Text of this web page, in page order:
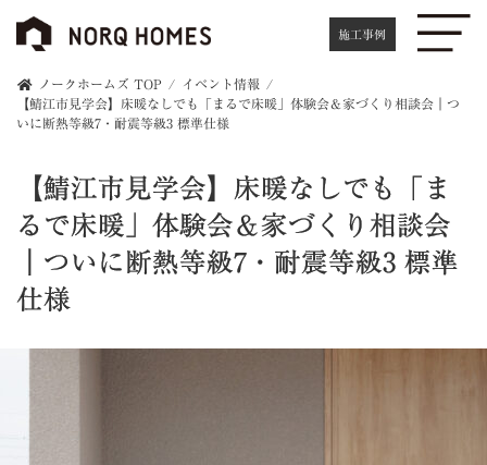
施工事例
ノークホームズ TOP
イベント情報
【鯖江市見学会】床暖なしでも「まるで床暖」体験会＆家づくり相談会｜つ
いに断熱等級7・耐震等級3 標準仕様
【鯖江市見学会】床暖なしでも「ま
るで床暖」体験会＆家づくり相談会
｜ついに断熱等級7・耐震等級3 標準
仕様